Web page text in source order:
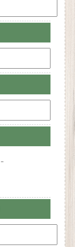
-